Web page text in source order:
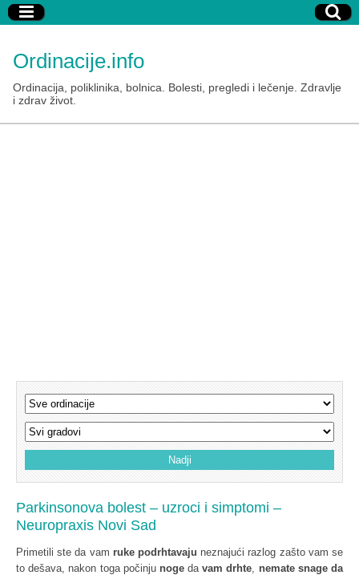
Ordinacije.info
Ordinacija, poliklinika, bolnica. Bolesti, pregledi i lečenje. Zdravlje
i zdrav život.
Parkinsonova bolest – uzroci i simptomi –
Neuropraxis Novi Sad
Primetili ste da vam ruke podrhtavaju neznajući razlog zašto vam se
to dešava, nakon toga počinju nogedavam drhte, nemate snage da